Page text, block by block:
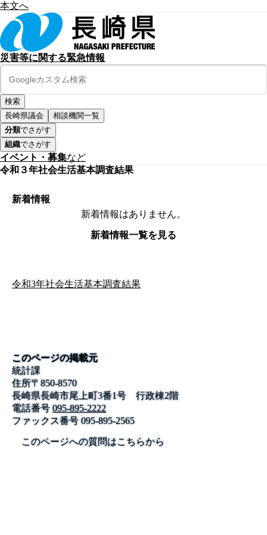
本文へ
災害等に関する緊急情報
長崎県議会
相談機関一覧
分類でさがす
組織でさがす
イベント・募集など
令和３年社会生活基本調査結果
新着情報
新着情報はありません。
新着情報一覧を見る
令和3年社会生活基本調査結果
このページの掲載元
統計課
住所〒850-8570
長崎県長崎市尾上町3番1号 行政棟2階
電話番号 095-895-2222
ファックス番号095-895-2565
このページへの質問はこちらから